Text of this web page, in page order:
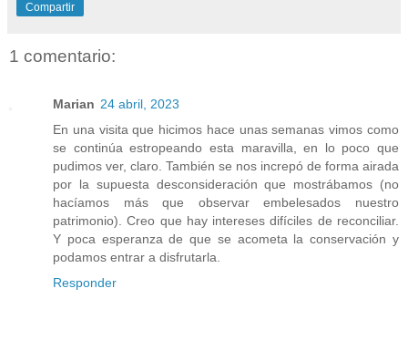
Compartir
1 comentario:
Marian 24 abril, 2023
En una visita que hicimos hace unas semanas vimos como
se continúa estropeando esta maravilla, en lo poco que
pudimos ver, claro. También se nos increpó de forma airada
por la supuesta desconsideración que mostrábamos (no
hacíamos más que observar embelesados nuestro
patrimonio). Creo que hay intereses difíciles de reconciliar.
Y poca esperanza de que se acometa la conservación y
podamos entrar a disfrutarla.
Responder